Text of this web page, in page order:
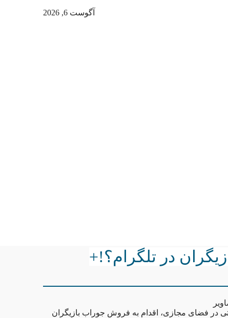
آگوست 6, 2026
در تلگرام؟!+
در فضای مجازی، اقدام به فروش جوراب بازیگران